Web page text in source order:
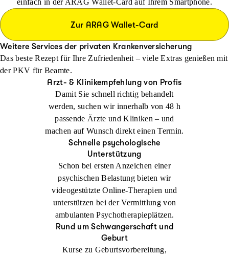
einfach in der ARAG Wallet-Card auf Ihrem Smartphone.
Zur ARAG Wallet-Card
Weitere Services der privaten Krankenversicherung
Das beste Rezept für Ihre Zufriedenheit – viele Extras genießen mit
der PKV für Beamte.
Arzt- & Klinikempfehlung von Profis
Damit Sie schnell richtig behandelt
werden, suchen wir innerhalb von 48 h
passende Ärzte und Kliniken – und
machen auf Wunsch direkt einen Termin.
Schnelle psychologische
Unterstützung
Schon bei ersten Anzeichen einer
psychischen Belastung bieten wir
videogestützte Online-Therapien und
unterstützen bei der Vermittlung von
ambulanten Psychotherapieplätzen.
Rund um Schwangerschaft und
Geburt
Kurse zu Geburtsvorbereitung,